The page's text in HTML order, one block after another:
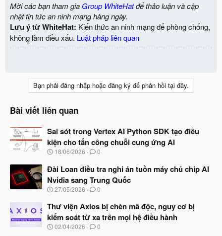
Mời các bạn tham gia Group WhiteHatđể thảo luận và cập
nhật tin tức an ninh mạng hàng ngày.
Lưu ý từ WhiteHat: Kiến thức an ninh mạng để phòng chống,
không làm điều xấu. Luật pháp liên quan
Bạn phải đăng nhập hoặc đăng ký để phản hồi tại đây.
Bài viết liên quan
Sai sót trong Vertex AI Python SDK tạo điều
kiện cho tấn công chuỗi cung ứng AI
N
à
y
b
ắ
đ
ầ
u
18/06/2026 0
Đài Loan điều tra nghi án tuồn máy chủ chip AI
Nvidia sang Trung Quốc
N
à
y
b
ắ
27/05/2026 0
Thư viện Axios bị chèn mã độc, nguy cơ bị
kiểm soát từ xa trên mọi hệ điều hành
N
02/04/2026 0